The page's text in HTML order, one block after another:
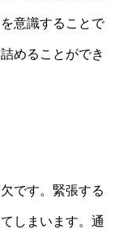
意識することで
めることができ
です。緊張する
しまいます。通